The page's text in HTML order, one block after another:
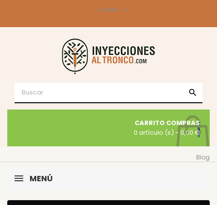
Cuenta 
search
CARRITO COMPRAS
0 artículo (s) - 0,00 €
Blog
MENÚ